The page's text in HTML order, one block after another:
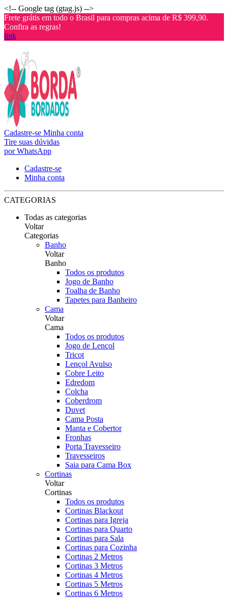
<!-- Google tag (gtag.js) -->
Frete grátis em todo o Brasil para compras acima de R$ 399,90.
Confira as regras!
link
Cadastre-se Minha conta
Tire suas dúvidas
por WhatsApp
Cadastre-se
Minha conta
CATEGORIAS
Todas as categorias
Voltar
Categorias
Banho
Voltar
Banho
Todos os produtos
Jogo de Banho
Toalha de Banho
Tapetes para Banheiro
Cama
Voltar
Cama
Todos os produtos
Jogo de Lençol
Tricot
Lençol Avulso
Cobre Leito
Edredom
Colcha
Coberdrom
Duvet
Cama Posta
Manta e Cobertor
Fronhas
Porta Travesseiro
Travesseiros
Saia para Cama Box
Cortinas
Voltar
Cortinas
Todos os produtos
Cortinas Blackout
Cortinas para Igreja
Cortinas para Quarto
Cortinas para Sala
Cortinas para Cozinha
Cortinas 2 Metros
Cortinas 3 Metros
Cortinas 4 Metros
Cortinas 5 Metros
Cortinas 6 Metros